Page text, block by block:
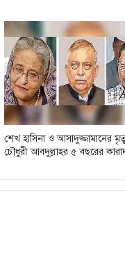
শেখ হাসিনা ও আসাদুজ্জামানের
চৌধুরী আবদুল্লাহর ৫ বছরের